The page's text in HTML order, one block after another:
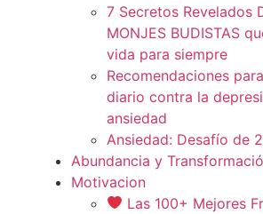
7 Secretos Revelados
MONJES BUDISTAS
vida para siempre
Recomendaciones
diario contra la
ansiedad
Ansiedad: Desafío de
Abundancia y
Motivacion
Las 100+ Mejores